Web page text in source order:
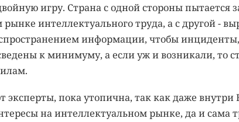
игру. Страна с одной стороны пытается
интеллектуального труда, а с другой -
информации, чтобы
к минимуму, а если уж и возникали, то
эксперты, пока утопична, так как даже внутри
на интеллектуальном рынке, да и сама